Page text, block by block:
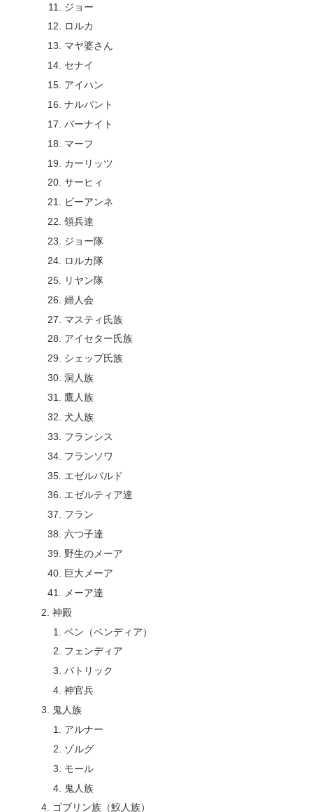
ジョー
ロルカ
マヤ婆さん
セナイ
アイハン
ナルバント
バーナイト
マーフ
カーリッツ
サーヒィ
ビーアンネ
領兵達
ジョー隊
ロルカ隊
リヤン隊
婦人会
マスティ氏族
アイセター氏族
シェップ氏族
洞人族
鷹人族
犬人族
フランシス
フランソワ
エゼルバルド
エゼルティア達
フラン
六つ子達
野生のメーア
巨大メーア
メーア達
神殿
ベン（ベンディア）
フェンディア
パトリック
神官兵
鬼人族
アルナー
ゾルグ
モール
鬼人族
ゴブリン族（鮫人族）